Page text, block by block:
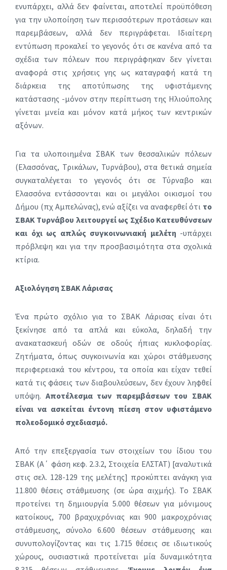
ενυπάρχει, αλλά δεν φαίνεται, αποτελεί προϋπόθεση
για την υλοποίηση των περισσότερων προτάσεων και
παρεμβάσεων, αλλά δεν περιγράφεται. Ιδιαίτερη
εντύπωση προκαλεί το γεγονός ότι σε κανένα από τα
σχέδια των πόλεων που περιγράφηκαν δεν γίνεται
αναφορά στις χρήσεις γης ως καταγραφή κατά τη
διάρκεια της αποτύπωσης της υφιστάμενης
κατάστασης -μόνον στην περίπτωση της Ηλιούπολης
γίνεται μνεία και μόνον κατά μήκος των κεντρικών
αξόνων.
Για τα υλοποιημένα ΣΒΑΚ των θεσσαλικών πόλεων
(Ελασσόνας, Τρικάλων, Τυρνάβου), στα θετικά σημεία
συγκαταλέγεται το γεγονός ότι σε Τύρναβο και
Ελασσόνα εντάσσονται και οι μεγάλοι οικισμοί του
Δήμου (πχ Αμπελώνας), ενώ αξίζει να αναφερθεί ότι το
ΣΒΑΚ Τυρνάβου λειτουργεί ως Σχέδιο Κατευθύνσεων
και όχι ως απλώς συγκοινωνιακή μελέτη -υπάρχει
πρόβλεψη και για την προσβασιμότητα στα σχολικά
κτίρια.
Αξιολόγηση ΣΒΑΚ Λάρισας
Ένα πρώτο σχόλιο για το ΣΒΑΚ Λάρισας είναι ότι
ξεκίνησε από τα απλά και εύκολα, δηλαδή την
ανακατασκευή οδών σε οδούς ήπιας κυκλοφορίας.
Ζητήματα, όπως συγκοινωνία και χώροι στάθμευσης
περιφερειακά του κέντρου, τα οποία και είχαν τεθεί
κατά τις φάσεις των διαβουλεύσεων, δεν έχουν ληφθεί
υπόψη. Αποτέλεσμα των παρεμβάσεων του ΣΒΑΚ
είναι να ασκείται έντονη πίεση στον υφιστάμενο
πολεοδομικό σχεδιασμό.
Από την επεξεργασία των στοιχείων του ίδιου του
ΣΒΑΚ (Α΄ φάση κεφ. 2.3.2, Στοιχεία ΕΛΣΤΑΤ) [αναλυτικά
στις σελ. 128-129 της μελέτης] προκύπτει ανάγκη για
11.800 θέσεις στάθμευσης (σε ώρα αιχμής). Το ΣΒΑΚ
προτείνει τη δημιουργία 5.000 θέσεων για μόνιμους
κατοίκους, 700 βραχυχρόνιας και 900 μακροχρόνιας
στάθμευσης, σύνολο 6.600 θέσεων στάθμευσης και
συνυπολογίζοντας και τις 1.715 θέσεις σε ιδιωτικούς
χώρους, ουσιαστικά προτείνεται μία δυναμικότητα